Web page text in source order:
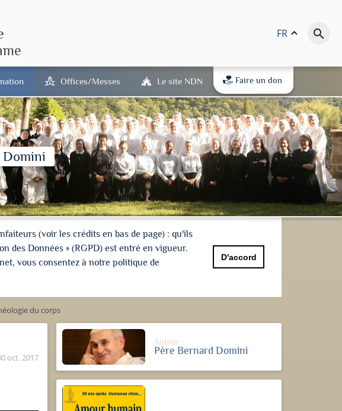
FR keyboard_arrow_up search
Offices/Messes Le site NDN Faire un don
Domini
(voir les crédits en bas de page) : qu'ils
des Données » (RGPD) est entré en vigueur.
vous consentez à notre politique de
D'accord
du corps
oct. 2017
Auteur :
Père Bernard Domini